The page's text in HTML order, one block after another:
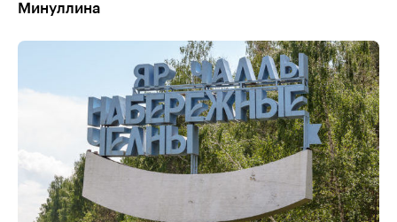
Минуллина